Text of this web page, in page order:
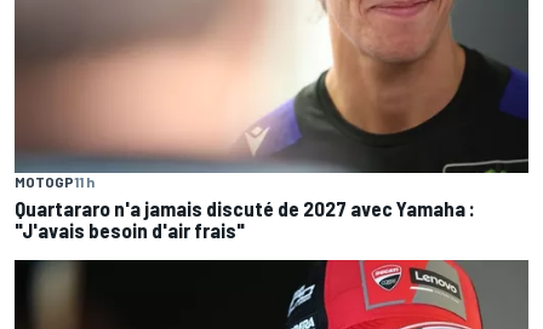
MOTOGP11 h
Quartararo n'a jamais discuté de 2027 avec Yamaha :
"J'avais besoin d'air frais"